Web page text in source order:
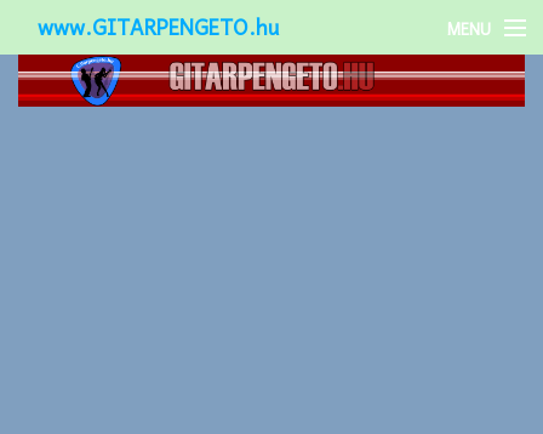
www.GITARPENGETO.hu MENU
Népszerű-